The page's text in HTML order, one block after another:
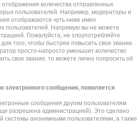
количества отправленных
пользователей. Например, модераторы и
отображаются чуть ниже имен
пользователей. Напрямую вы не можете
Пожалуйста, не злоупотребляйте
того, чтобы быстрее повысить свое звание.
просто-напросто уменьшит количество
свое звание, то можете лично попросить об
сообщения, появляется
сообщения другим пользователям
разрешена администрацией). Это сделано
системы анонимными пользователями, а также